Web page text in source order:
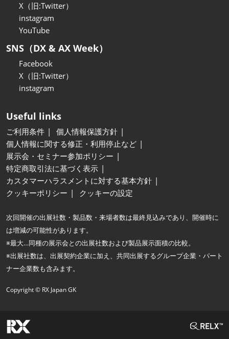
X（旧:Twitter）
instagram
YouTube
SNS（DX & AX Week）
Facebook
X（旧:Twitter）
instagram
Useful links
ご利用条件
個人情報保護方針
個人情報に関する修正・利用停止など
展示会・セミナー参加ポリシー
特定商取引法に基づく表示
カスタマーハラスメントに対する基本方針
クッキーポリシー
クッキーの設定
次回開催の出展社数・製品数・来場者数は最終見込みであり、開催時に
は増減の可能性があります。
※最大…同種の展示会との出展社数および製品展示面積の比較。
※出展社数は、出展契約企業に加え、共同出展するグループ企業・パート
ナー企業数も含みます。
Copyright © RX Japan GK